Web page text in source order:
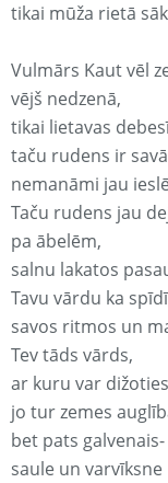
tikai mūža rietā
Vulmārs Kaut vēl
vējš nedzenā,
tikai lietavas
taču rudens ir
nemanāmi jau
Taču rudens jau
pa ābelēm,
salnu lakatos
Tavu vārdu ka
savos ritmos un
Tev tāds vārds,
ar kuru var
jo tur zemes
bet pats galvenais-
saule un varvīksne